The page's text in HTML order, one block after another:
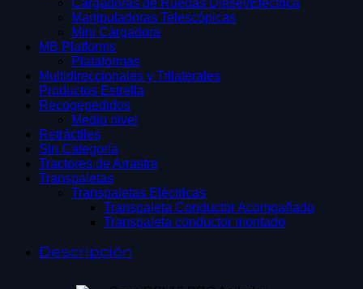
Manipuladoras Telescópicas
Mini Cargadora
MB Platforms
Plataformas
Multidireccionales y Trilaterales
Productos Estrella
Recogepedidos
Medio nivel
Retráctiles
Sin Categoría
Tractores de Arrastre
Transpaletas
Transpaletas Eléctricas
Transpaleta Conductor Acompañado
Transpaleta conductor montado
Descripción